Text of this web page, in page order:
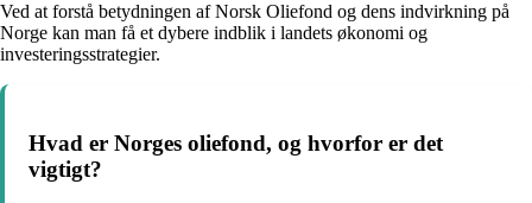
Ved at forstå betydningen af Norsk Oliefond og dens indvirkning på
Norge kan man få et dybere indblik i landets økonomi og
investeringsstrategier.
Hvad er Norges oliefond, og hvorfor er det
vigtigt?